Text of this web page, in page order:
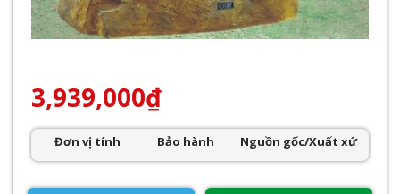
3,939,000₫
Đơn vị tính Bảo hành Nguồn gốc/Xuất xứ